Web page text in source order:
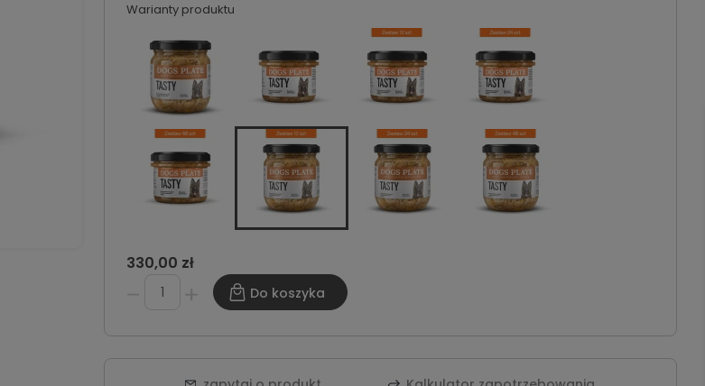
Warianty produktu
330,00 zł
Do koszyka